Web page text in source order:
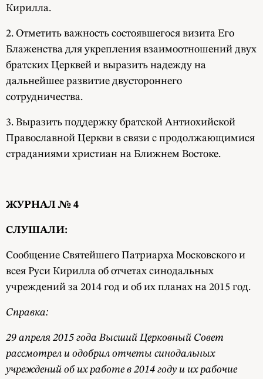
Кирилла.
2. Отметить важность состоявшегося визита Его
Блаженства для укрепления взаимоотношений двух
братских Церквей и выразить надежду на
дальнейшее развитие двустороннего
сотрудничества.
3. Выразить поддержку братской Антиохийской
Православной Церкви в связи с продолжающимися
страданиями христиан на Ближнем Востоке.
ЖУРНАЛ № 4
СЛУШАЛИ:
Сообщение Святейшего Патриарха Московского и
всея Руси Кирилла об отчетах синодальных
учреждений за 2014 год и об их планах на 2015 год.
Справка:
29 апреля 2015 года Высший Церковный Совет
рассмотрел и одобрил отчеты синодальных
учреждений об их работе в 2014 году и их рабочие